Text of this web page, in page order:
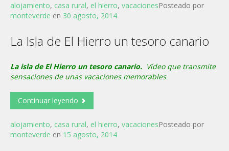
alojamiento, casa rural, el hierro, vacacionesPosteado por
monteverde en 30 agosto, 2014
La Isla de El Hierro un tesoro canario
La isla de El Hierro un tesoro canario. Vídeo que transmite
sensaciones de unas vacaciones memorables
Continuar leyendo
alojamiento, casa rural, el hierro, vacacionesPosteado por
monteverde en 15 agosto, 2014